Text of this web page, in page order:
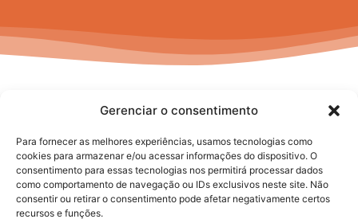
Gerenciar o consentimento
Para fornecer as melhores experiências, usamos tecnologias como
cookies para armazenar e/ou acessar informações do dispositivo. O
consentimento para essas tecnologias nos permitirá processar dados
como comportamento de navegação ou IDs exclusivos neste site. Não
consentir ou retirar o consentimento pode afetar negativamente certos
recursos e funções.
No posts to display